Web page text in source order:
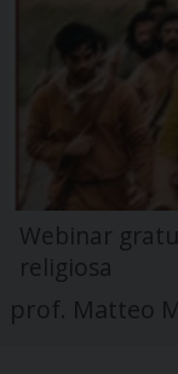
Webinar
religiosa
prof. Matteo